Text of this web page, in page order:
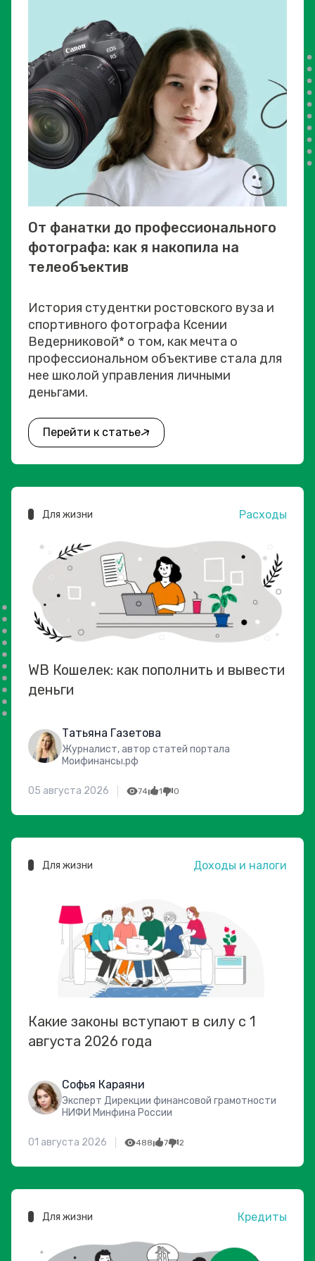
От фанатки до профессионального
фотографа: как я накопила на
телеобъектив
История студентки ростовского вуза и
спортивного фотографа Ксении
Ведерниковой* о том, как мечта о
профессиональном объективе стала для
нее школой управления личными
деньгами.
Перейти к статье
Для жизни Расходы
WB Кошелек: как пополнить и вывести
деньги
Татьяна Газетова
Журналист, автор статей портала
Моифинансы.рф
05 августа 2026 74 1 0
Для жизни Доходы и налоги
Какие законы вступают в силу с 1
августа 2026 года
Софья Караяни
Эксперт Дирекции финансовой грамотности
НИФИ Минфина России
01 августа 2026 488 7 2
Для жизни Кредиты